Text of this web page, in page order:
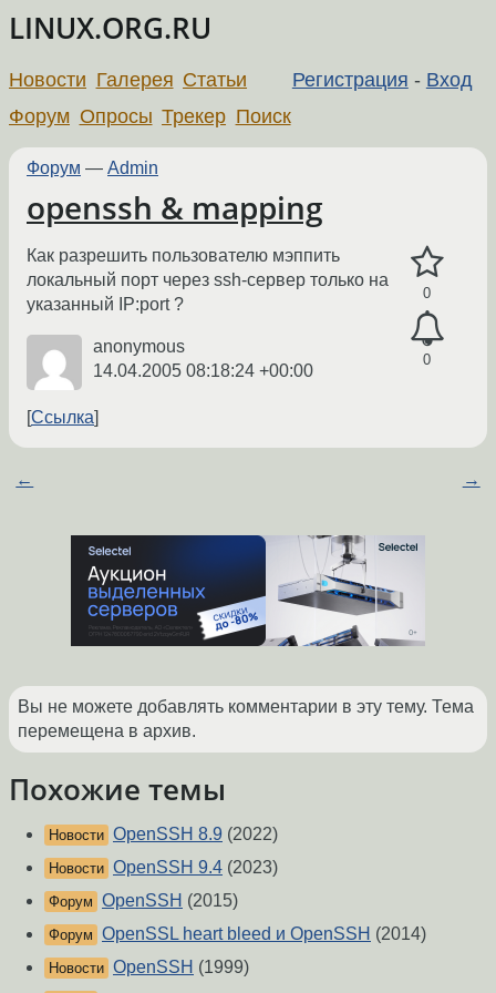
LINUX.ORG.RU
Регистрация - Вход
Новости Галерея Статьи
Форум Опросы Трекер Поиск
Форум — Admin
openssh & mapping
0
0
Как разрешить пользователю мэппить
локальный порт через ssh-сервер только на
указанный IP:port ?
anonymous
14.04.2005 08:18:24 +00:00
Ссылка
← →
Вы не можете добавлять комментарии в эту тему. Тема
перемещена в архив.
Похожие темы
Новости OpenSSH 8.9 (2022)
Новости OpenSSH 9.4 (2023)
Форум OpenSSH (2015)
Форум OpenSSL heart bleed и OpenSSH (2014)
Новости OpenSSH (1999)